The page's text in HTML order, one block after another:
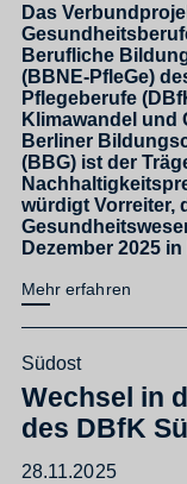
Das
Berufliche
(BBNE-PfleGe)
Pflegeberufe
Klimawandel und
Berliner
(BBG) ist der
würdigt Vorreiter,
Dezember 2025
Mehr erfahren
Südost
Wechsel in
des DBfK
28.11.2025